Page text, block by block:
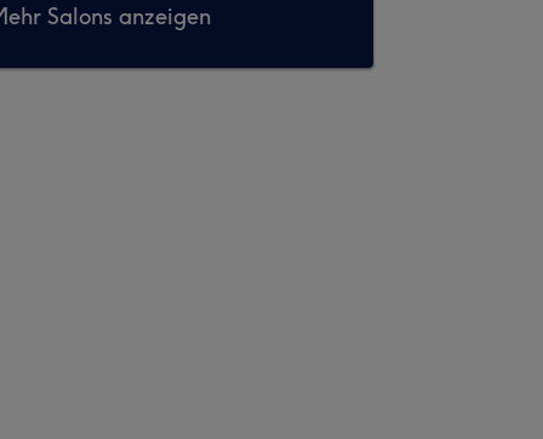
Salons anzeigen